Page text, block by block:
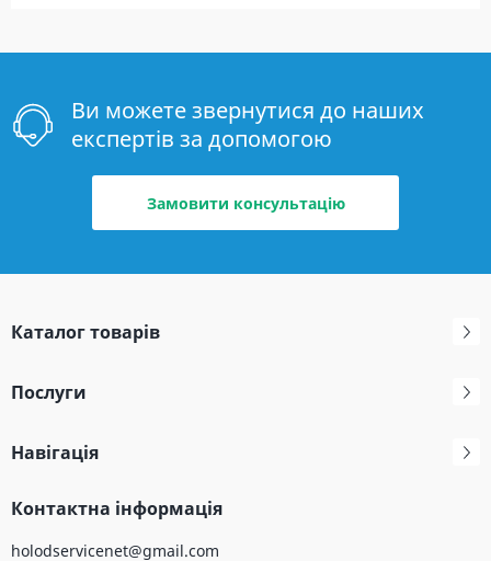
Ви можете звернутися до наших
експертів за допомогою
Замовити консультацію
Каталог товарів
Послуги
Навігація
Контактна інформація
holodservicenet@gmail.com